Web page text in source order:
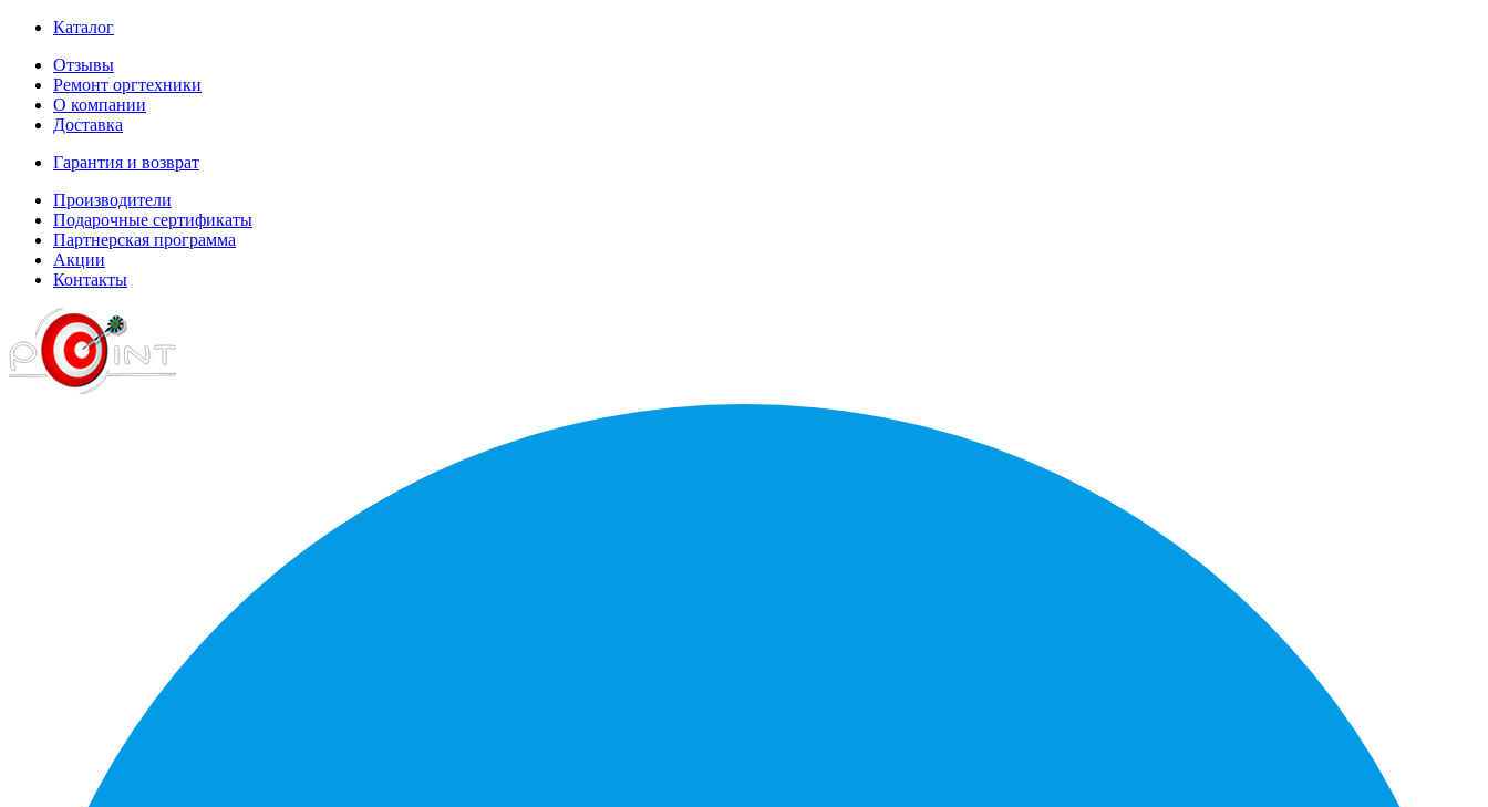
Каталог
Отзывы
Ремонт оргтехники
О компании
Доставка
Гарантия и возврат
Производители
Подарочные сертификаты
Партнерская программа
Акции
Контакты